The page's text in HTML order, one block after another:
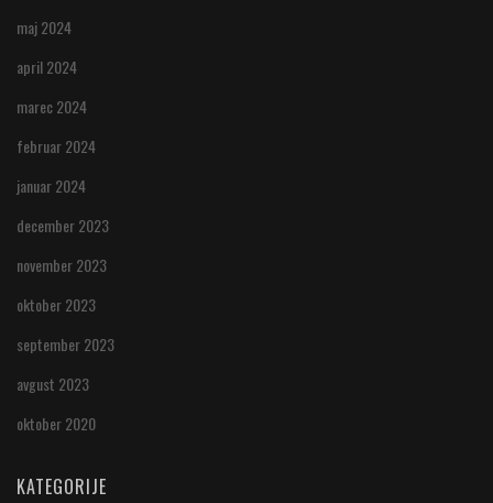
maj 2024
april 2024
marec 2024
februar 2024
januar 2024
december 2023
november 2023
oktober 2023
september 2023
avgust 2023
oktober 2020
KATEGORIJE